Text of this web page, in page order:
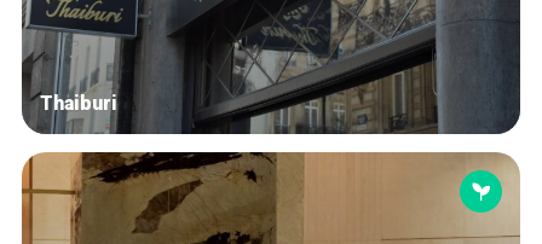
Thaiburi